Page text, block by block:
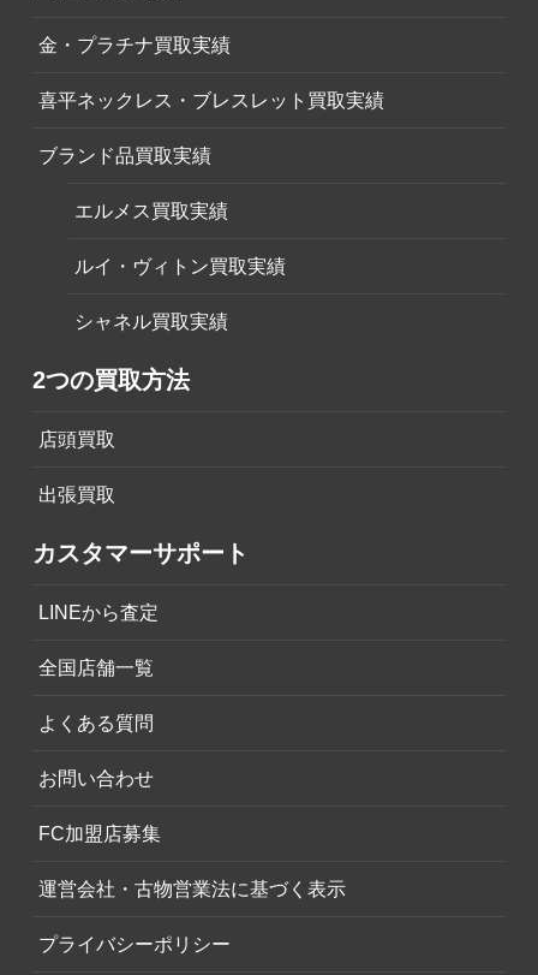
金・プラチナ買取実績
喜平ネックレス・ブレスレット買取実績
ブランド品買取実績
エルメス買取実績
ルイ・ヴィトン買取実績
シャネル買取実績
2つの買取方法
店頭買取
出張買取
カスタマーサポート
LINEから査定
全国店舗一覧
よくある質問
お問い合わせ
FC加盟店募集
運営会社・古物営業法に基づく表示
プライバシーポリシー